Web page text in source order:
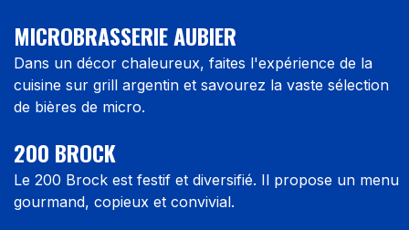
MICROBRASSERIE AUBIER
Dans un décor chaleureux, faites l'expérience de la
cuisine sur grill argentin et savourez la vaste sélection
de bières de micro.
200 BROCK
Le 200 Brock est festif et diversifié. Il propose un menu
gourmand, copieux et convivial.